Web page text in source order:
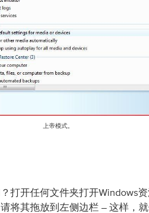
上帝模式。
打开任何文件夹打开Windows
将其拖放到左侧边栏 – 这样，